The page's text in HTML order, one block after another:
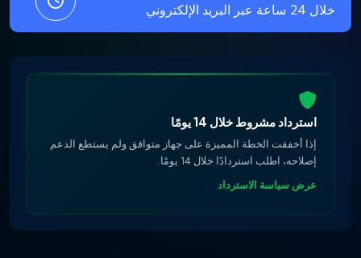
خلال 24 ساعة عبر البريد الإلكتروني
استرداد مشروط خلال 14 يومًا
إذا أخفقت الخطة المميزة على جهاز متوافق ولم يستطع الدعم
إصلاحه، اطلب استردادًا خلال 14 يومًا.
عرض سياسة الاسترداد